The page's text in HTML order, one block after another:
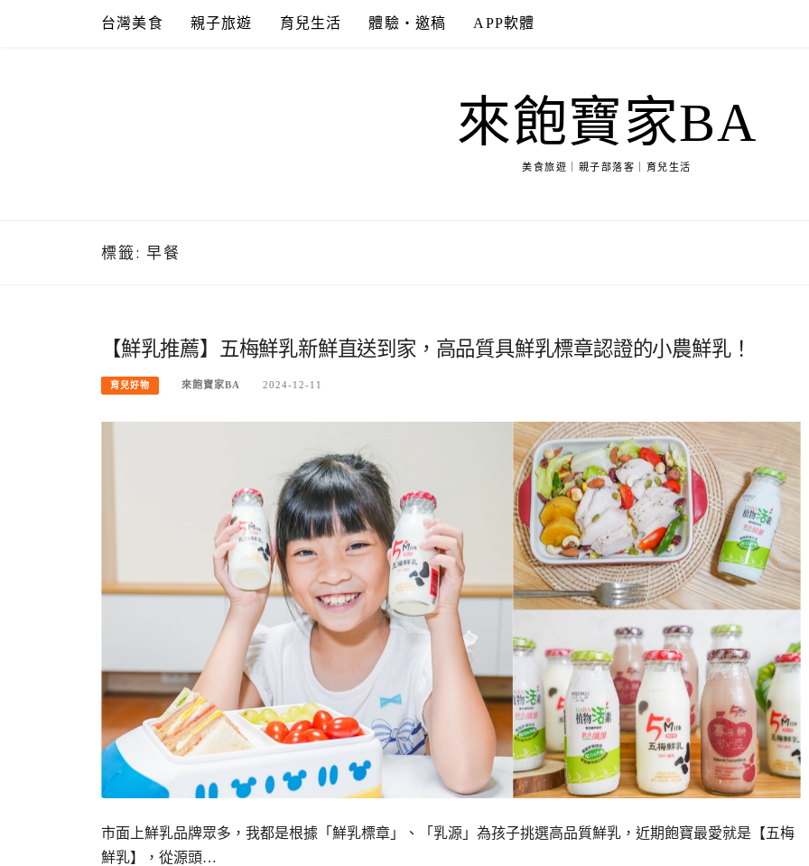
台灣美食 親子旅遊 育兒生活 體驗‧邀稿 APP軟體
來飽寶家BA
美食旅遊｜親子部落客｜育兒生活
標籤: 早餐
【鮮乳推薦】五梅鮮乳新鮮直送到家，高品質具鮮乳標章認證的小農鮮乳！
育兒好物 來飽寶家BA 2024-12-11
市面上鮮乳品牌眾多，我都是根據「鮮乳標章」、「乳源」為孩子挑選高品質鮮乳，近期飽寶最愛就是【五梅
鮮乳】，從源頭…